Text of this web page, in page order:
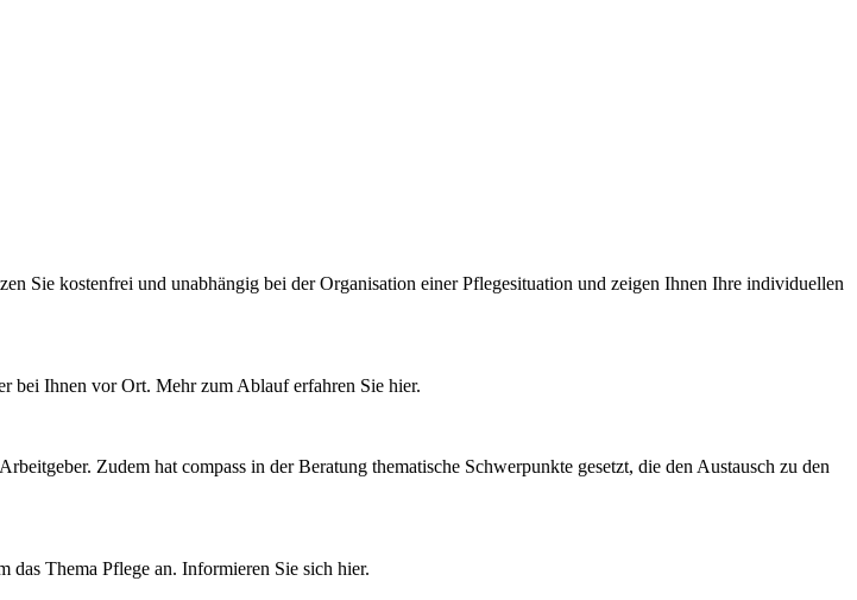
Sie kostenfrei und unabhängig bei der Organisation einer Pflegesituation und zeigen Ihnen Ihre individuellen
bei Ihnen vor Ort. Mehr zum Ablauf erfahren Sie hier.
Zudem hat compass in der Beratung thematische Schwerpunkte gesetzt, die den Austausch zu den
das Thema Pflege an. Informieren Sie sich hier.